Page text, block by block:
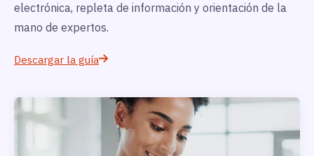
electrónica, repleta de información y orientación de la
mano de expertos.
Descargar la guía